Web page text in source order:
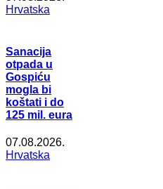
Hrvatska
Sanacija
otpada u
Gospiću
mogla bi
koštati i do
125 mil. eura
07.08.2026.
Hrvatska